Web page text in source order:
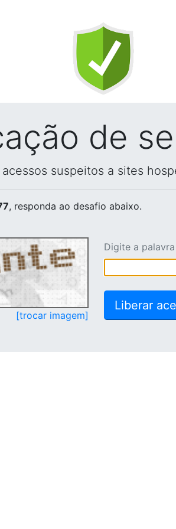
de
suspeitos a sites
, responda ao desafio abaixo.
[trocar imagem]
Digite a